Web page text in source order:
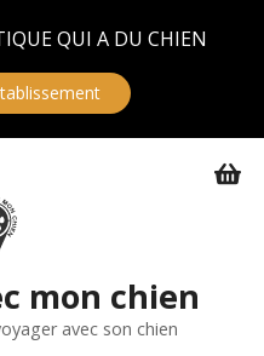
QUI A DU CHIEN
mon chien
avec son chien